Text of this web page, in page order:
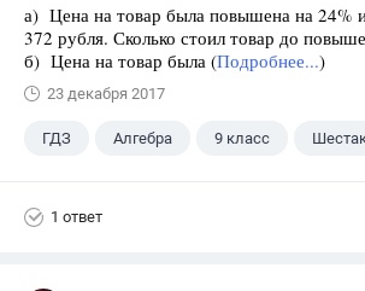
а) Цена на товар была повышена на 24% и
372 рубля. Сколько стоил товар до
б) Цена на товар была (Подробнее...)
23 декабря 2017
ГДЗ Алгебра 9 класс
1 ответ